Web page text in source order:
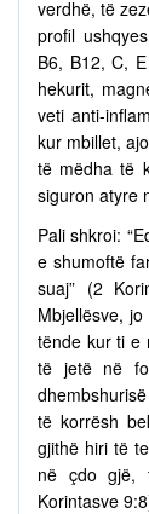
verdhë, të
profil
B6, B12, C,
hekurit,
veti anti-
kur mbillet,
të mëdha të
siguron atyre
Pali shkroi:
e shumoftë
suaj” (2
Mbjellësve,
tënde kur ti e
të jetë në
të korrësh
gjithë hiri të
në çdo gjë,
Korintasve